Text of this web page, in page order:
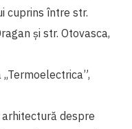
cuprins între str.
și str. Otovasca,
despre